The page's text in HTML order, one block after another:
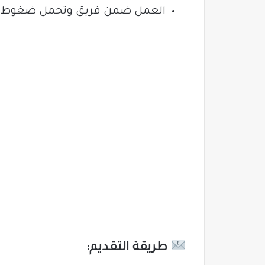
العمل ضمن فريق وتحمل ضغوط
طريقة التقديم: